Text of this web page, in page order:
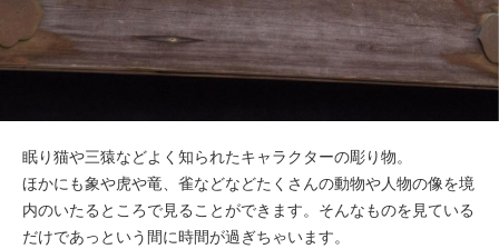
眠り猫や三猿などよく知られたキャラクターの彫り物。
ほかにも象や虎や竜、雀などなどたくさんの動物や人物の像を境
内のいたるところで見ることができます。そんなものを見ている
だけであっという間に時間が過ぎちゃいます。